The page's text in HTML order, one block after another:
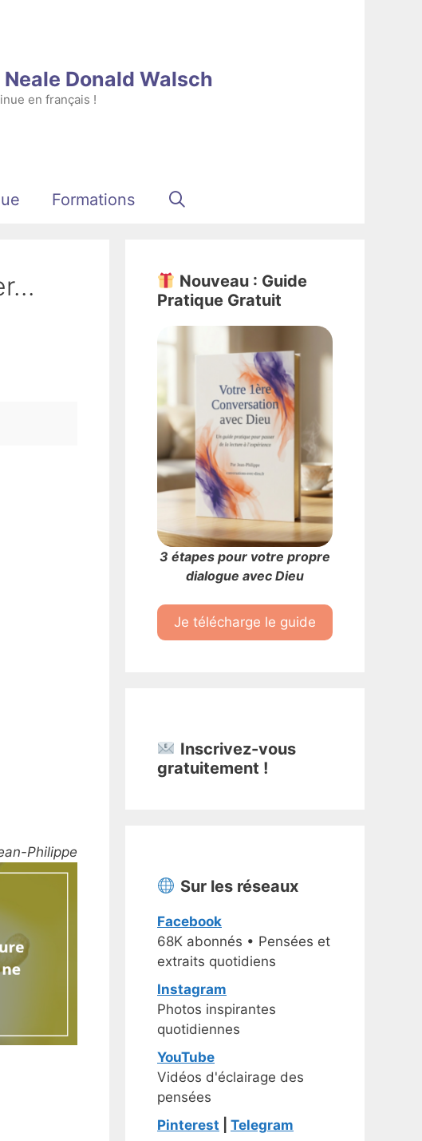
Donald Walsch
en français !
Formations
Philippe
Nouveau : Guide
Pratique Gratuit
3 étapes pour votre propre
dialogue avec Dieu
Je télécharge le guide
Inscrivez-vous
gratuitement !
Sur les réseaux
Facebook
68K abonnés • Pensées et
extraits quotidiens
Instagram
Photos inspirantes
quotidiennes
YouTube
Vidéos d'éclairage des
pensées
Pinterest
Telegram